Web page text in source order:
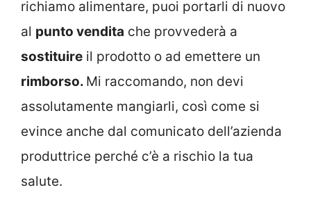
richiamo alimentare, puoi portarli di nuovo
al punto vendita che provvederà a
sostituire il prodotto o ad emettere un
rimborso. Mi raccomando, non devi
assolutamente mangiarli, così come si
evince anche dal comunicato dell’azienda
produttrice perché c’è a rischio la tua
salute.